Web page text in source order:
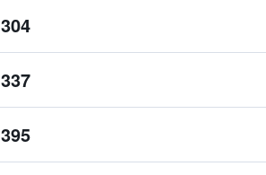
304 ﷼
337 ﷼
395 ﷼